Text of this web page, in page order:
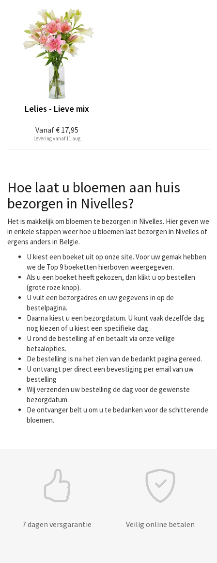
Vanaf€ 17,95
Lelies - Lieve mix
Levering vanaf 11 aug
Hoe laat u bloemen aan huis
bezorgen in Nivelles?
Het is makkelijk om bloemen te bezorgen in Nivelles. Hier geven we
in enkele stappen weer hoe u bloemen laat bezorgen in Nivelles of
ergens anders in Belgie.
U kiest een boeket uit op onze site. Voor uw gemak hebben
we de Top 9 boeketten hierboven weergegeven.
Als u een boeket heeft gekozen, dan klikt u op bestellen
(grote roze knop).
U vult een bezorgadres en uw gegevens in op de
bestelpagina.
Daarna kiest u een bezorgdatum. U kunt vaak dezelfde dag
nog kiezen of u kiest een specifieke dag.
U rond de bestelling af en betaalt via onze veilige
betaalopties.
De bestelling is na het zien van de bedankt pagina gereed.
U ontvangt per direct een bevestiging per email van uw
bestelling
Wij verzenden uw bestelling de dag voor de gewenste
bezorgdatum.
De ontvanger belt u om u te bedanken voor de schitterende
bloemen.
7 dagen versgarantie Veilig online betalen